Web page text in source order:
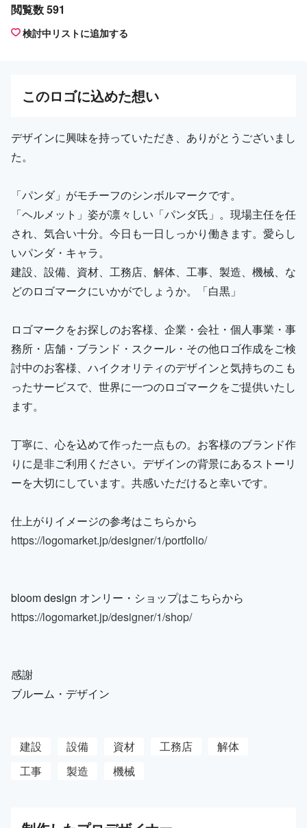
閲覧数 591
検討中リストに追加する
このロゴに込めた想い
デザインに興味を持っていただき、ありがとうございまし
た。
「パンダ」がモチーフのシンボルマークです。
「ヘルメット」姿が凛々しい「パンダ氏」。現場主任を任
され、気合い十分。今日も一日しっかり働きます。愛らし
いパンダ・キャラ。
建設、設備、資材、工務店、解体、工事、製造、機械、な
どのロゴマークにいかがでしょうか。「白黒」
ロゴマークをお探しのお客様、企業・会社・個人事業・事
務所・店舗・ブランド・スクール・その他ロゴ作成をご検
討中のお客様、ハイクオリティのデザインと気持ちのこも
ったサービスで、世界に一つのロゴマークをご提供いたし
ます。
丁寧に、心を込めて作った一点もの。お客様のブランド作
りに是非ご利用ください。デザインの背景にあるストーリ
ーを大切にしています。共感いただけると幸いです。
仕上がりイメージの参考はこちらから
https://logomarket.jp/designer/1/portfolio/
bloom design オンリー・ショップはこちらから
https://logomarket.jp/designer/1/shop/
感謝
ブルーム・デザイン
建設 設備 資材 工務店
解体
工事
製造 機械